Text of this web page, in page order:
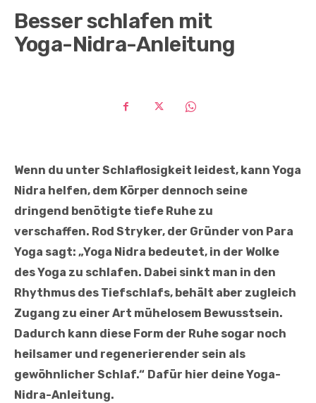
Besser schlafen mit
Yoga-Nidra-Anleitung
Wenn du unter Schlaflosigkeit leidest, kann Yoga
Nidra helfen, dem Körper dennoch seine
dringend benötigte tiefe Ruhe zu
verschaffen. Rod Stryker, der Gründer von Para
Yoga sagt: „Yoga Nidra bedeutet‚ in der Wolke
des Yoga zu schlafen. Dabei sinkt man in den
Rhythmus des Tiefschlafs, behält aber zugleich
Zugang zu einer Art mühelosem Bewusstsein.
Dadurch kann diese Form der Ruhe sogar noch
heilsamer und regenerierender sein als
gewöhnlicher Schlaf.“ Dafür hier deine Yoga-
Nidra-Anleitung.